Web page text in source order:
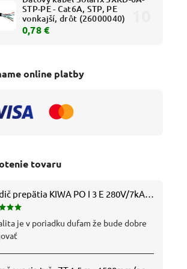
STP-PE - Cat6A, STP, PE
vonkajší, drôt (26000040)
0,78 €
online platby
tovaru
je v poriadku dufam že bude dobre